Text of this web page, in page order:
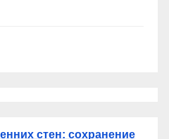
стен: сохранение